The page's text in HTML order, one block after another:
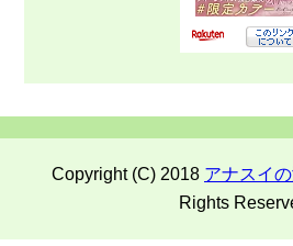
Copyright (C) 2018 アナスイ
Rights